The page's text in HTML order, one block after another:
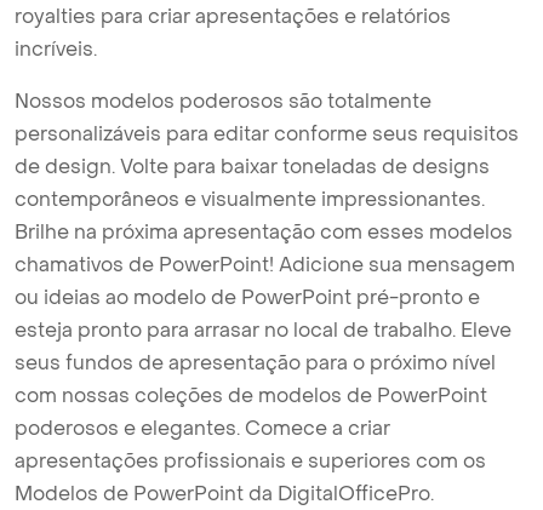
royalties para criar apresentações e relatórios
incríveis.
Nossos modelos poderosos são totalmente
personalizáveis para editar conforme seus requisitos
de design. Volte para baixar toneladas de designs
contemporâneos e visualmente impressionantes.
Brilhe na próxima apresentação com esses modelos
chamativos de PowerPoint! Adicione sua mensagem
ou ideias ao modelo de PowerPoint pré-pronto e
esteja pronto para arrasar no local de trabalho. Eleve
seus fundos de apresentação para o próximo nível
com nossas coleções de modelos de PowerPoint
poderosos e elegantes. Comece a criar
apresentações profissionais e superiores com os
Modelos de PowerPoint da DigitalOfficePro.